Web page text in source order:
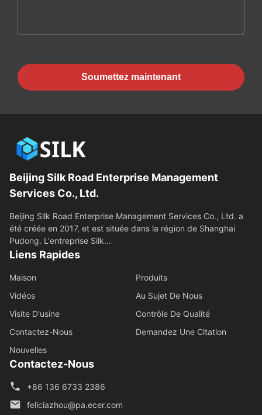
Soumettez maintenant
Beijing Silk Road Enterprise Management
Services Co., Ltd.
Beijing Silk Road Enterprise Management Services Co., Ltd. a
été créée en 2017, et est située dans la région de Shanghai
Pudong. L'entreprise Silk...
Liens Rapides
Maison
Produits
Vidéos
Au Sujet De Nous
Visite D'usine
Contrôle De Qualité
Contactez-Nous
Demandez Une Citation
Nouvelles
Contactez-Nous
+86 136 6733 2386
feliciazhou@pa.ecer.com